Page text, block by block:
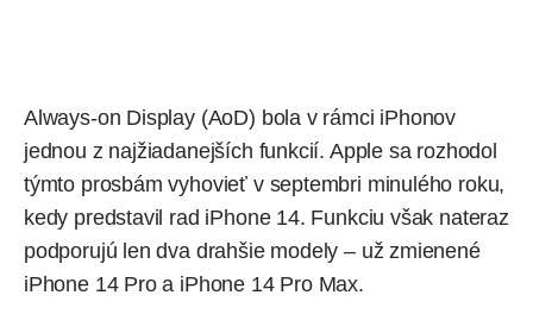
Always-on Display (AoD) bola v rámci iPhonov
jednou z najžiadanejších funkcií. Apple sa rozhodol
týmto prosbám vyhovieť v septembri minulého roku,
kedy predstavil rad iPhone 14. Funkciu však nateraz
podporujú len dva drahšie modely – už zmienené
iPhone 14 Pro a iPhone 14 Pro Max.